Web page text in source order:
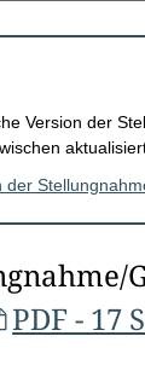
Version der
der
PDF - 17